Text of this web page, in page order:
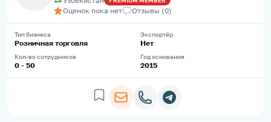
Оценок пока нет Отзывы (0)
Тип бизнеса
Розничная торговля
Экспортёр
Нет
Кол-во сотрудников
0 - 50
Год основания
2015